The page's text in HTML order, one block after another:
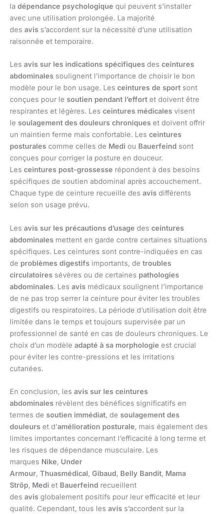
la dépendance psychologique qui peuvent s’installer
avec une utilisation prolongée. La majorité
des avis s’accordent sur la nécessité d’une utilisation
raisonnée et temporaire.
Les avis sur les indications spécifiques des ceintures
abdominales soulignent l’importance de choisir le bon
modèle pour le bon usage. Les ceintures de sport sont
conçues pour le soutien pendant l’effort et doivent être
respirantes et légères. Les ceintures médicales visent
le soulagement des douleurs chroniques et doivent offrir
un maintien ferme mais confortable. Les ceintures
posturales comme celles de Medi ou Bauerfeind sont
conçues pour corriger la posture en douceur.
Les ceintures post-grossesse répondent à des besoins
spécifiques de soutien abdominal après accouchement.
Chaque type de ceinture recueille des avis différents
selon son usage prévu.
Les avis sur les précautions d’usage des ceintures
abdominales mettent en garde contre certaines situations
spécifiques. Les ceintures sont contre-indiquées en cas
de problèmes digestifs importants, de troubles
circulatoires sévères ou de certaines pathologies
abdominales. Les avis médicaux soulignent l’importance
de ne pas trop serrer la ceinture pour éviter les troubles
digestifs ou respiratoires. La période d’utilisation doit être
limitée dans le temps et toujours supervisée par un
professionnel de santé en cas de douleurs chroniques. Le
choix d’un modèle adapté à sa morphologie est crucial
pour éviter les contre-pressions et les irritations
cutanées.
En conclusion, les avis sur les ceintures
abdominales révèlent des bénéfices significatifs en
termes de soutien immédiat, de soulagement des
douleurs et d’amélioration posturale, mais également des
limites importantes concernant l’efficacité à long terme et
les risques de dépendance musculaire. Les
marques Nike, Under
Armour, Thuasmédical, Gibaud, Belly Bandit, Mama
Ströp, Medi et Bauerfeind recueillent
des avis globalement positifs pour leur efficacité et leur
qualité. Cependant, tous les avis s’accordent sur la